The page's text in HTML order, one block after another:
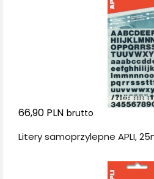
66,90 PLN brutto
Litery samoprzylepne APLI,